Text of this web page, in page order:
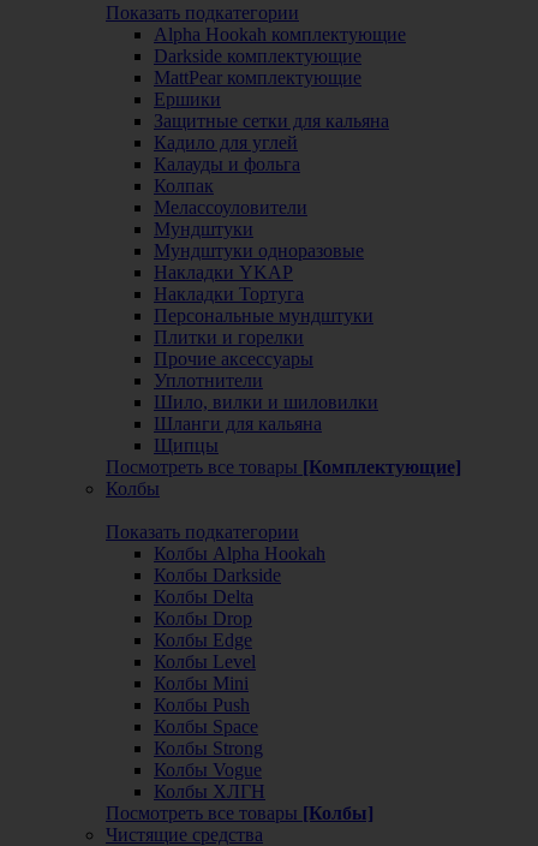
Показать подкатегории
Alpha Hookah комплектующие
Darkside комплектующие
MattPear комплектующие
Ершики
Защитные сетки для кальяна
Кадило для углей
Калауды и фольга
Колпак
Мелассоуловители
Мундштуки
Мундштуки одноразовые
Накладки YKAP
Накладки Тортуга
Персональные мундштуки
Плитки и горелки
Прочие аксессуары
Уплотнители
Шило, вилки и шиловилки
Шланги для кальяна
Щипцы
Посмотреть все товары [Комплектующие]
Колбы
Показать подкатегории
Колбы Alpha Hookah
Колбы Darkside
Колбы Delta
Колбы Drop
Колбы Edge
Колбы Level
Колбы Mini
Колбы Push
Колбы Space
Колбы Strong
Колбы Vogue
Колбы ХЛГН
Посмотреть все товары [Колбы]
Чистящие средства